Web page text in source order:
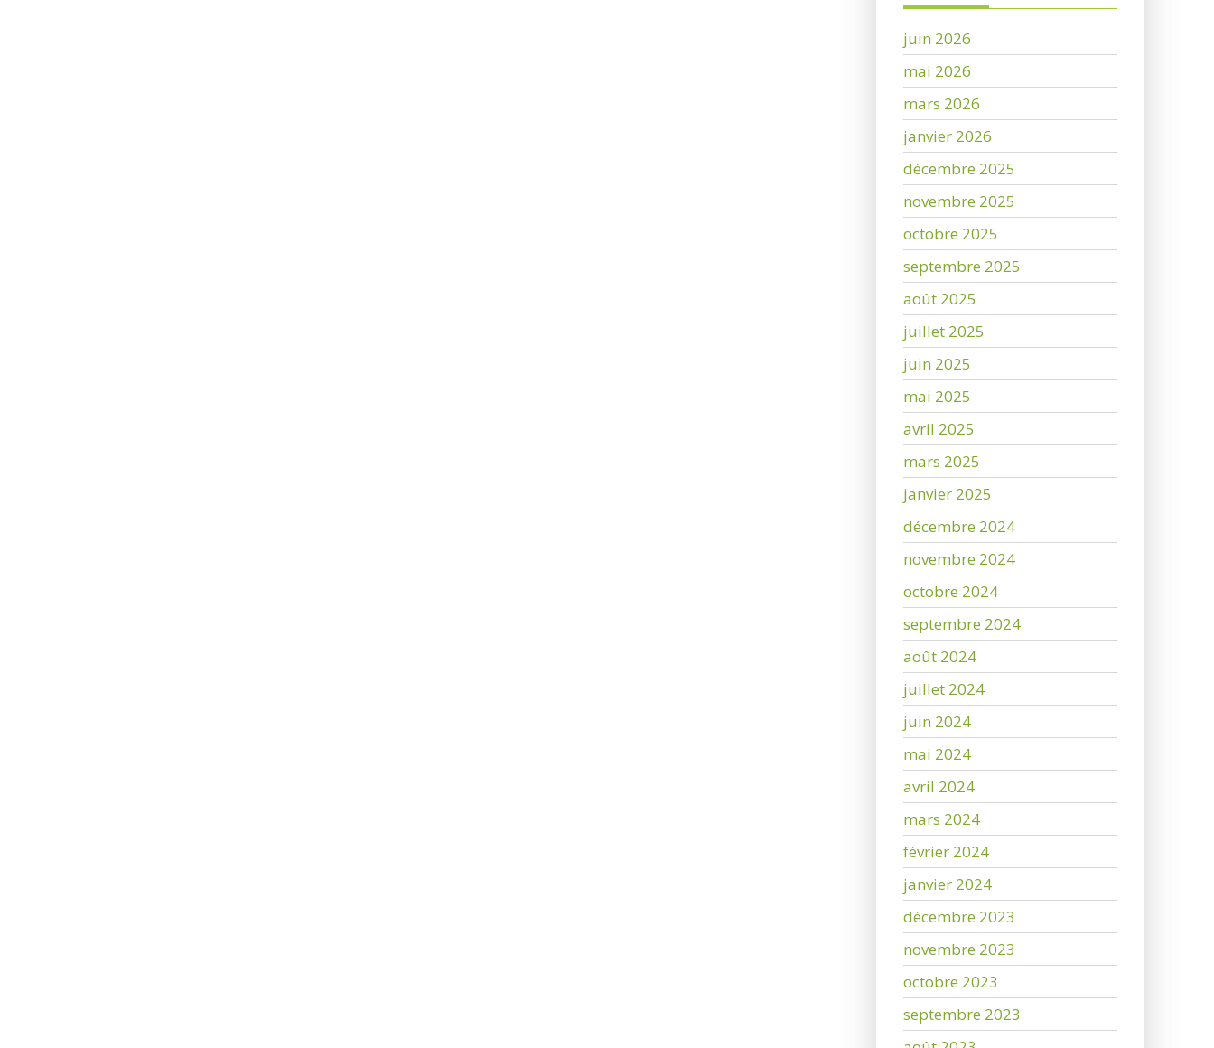
juin 2026
mai 2026
mars 2026
janvier 2026
décembre 2025
novembre 2025
octobre 2025
septembre 2025
août 2025
juillet 2025
juin 2025
mai 2025
avril 2025
mars 2025
janvier 2025
décembre 2024
novembre 2024
octobre 2024
septembre 2024
août 2024
juillet 2024
juin 2024
mai 2024
avril 2024
mars 2024
février 2024
janvier 2024
décembre 2023
novembre 2023
octobre 2023
septembre 2023